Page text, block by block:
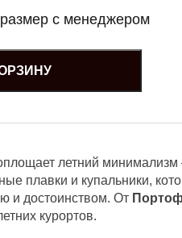
летний
плавки и купальники,
и достоинством. От
курортов.
с менеджером